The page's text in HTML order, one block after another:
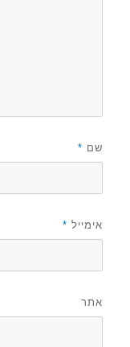
שם *
אימייל *
אתר